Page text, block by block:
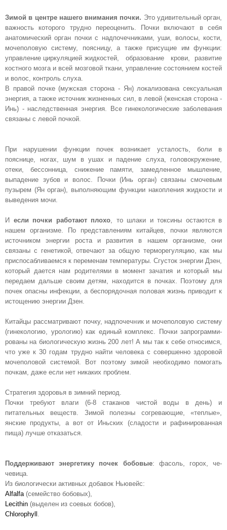
Зимой в центре нашего вни­мания почки. Это удивительный орган,
важность которого трудно переоце­нить. Почки включают в себя
анатоми­ческий орган почки с надпочечника­ми, уши, волосы, кости,
мочеполовую систему, поясницу, а также присущие им функции:
управление циркуляцией жидкостей, образование крови, развитие
костного мозга и всей мозговой ткани, управление состоянием костей
и волос, контроль слуха.
В правой почке (мужская сторона - Ян) локализована сексуальная
энергия, а также источник жизненных сил, в левой (женская сто­рона -
Инь) - наследственная энергия. Все гинекологические заболевания
свя­заны с левой почкой.
При нарушении функции почек возникает усталость, боли в
пояснице, ногах, шум в ушах и падение слуха, головокружение,
отеки, бессонница, снижение памяти, замед­ленное мышление,
выпадение зубов и волос. Почки (Инь орган) связаны смочевым
пузырем (Ян орган), выпол­няющим функции накопления жид­кости и
выведения мочи.
И если почки работают плохо, то шлаки и токсины остаются в
нашем организме. По пред­ставлениям китайцев, почки являются
источником энергии роста и развития в нашем организме, они
связаны с ге­нетикой, отвечают за общую термо­регуляцию, как мы
приспосабливаем­ся к переменам температуры. Сгусток энергии Дзен,
который дается нам ро­дителями в момент зачатия и который мы
передаем дальше своим детям, на­ходится в почках. Поэтому для
почек опасны инфекции, а беспорядочная половая жизнь приводит к
истощению энергии Дзен.
Китайцы рассматривают почку, надпочечник и мочеполовую систему
(гинекологию, урологию) как единый комплекс. Почки запрограмми­
рованы на биологическую жизнь 200 лет! А мы так к себе относимся,
что уже к 30 годам трудно найти человека с совершенно здоровой
мочеполовой системой. Вот поэтому зимой необхо­димо помогать
почкам, даже если нет никаких проблем.
Стратегия здоровья в зимний период.
Почки требуют вла­ги (6-8 стаканов чистой воды в день) и
питательных веществ. Зимой по­лезны согревающие, «теплые»,
янские продукты, а вот от Иньских (сладости и рафинированная
пища) лучше от­казаться.
Поддерживают энергетику почек бобовые: фасоль, горох, че­
чевица.
Из биологически активных добавок Ньювейс:
Alfalfa(семейство бобовых),
Lecithin (выделен из соевых бобов),
Chlorophyll .